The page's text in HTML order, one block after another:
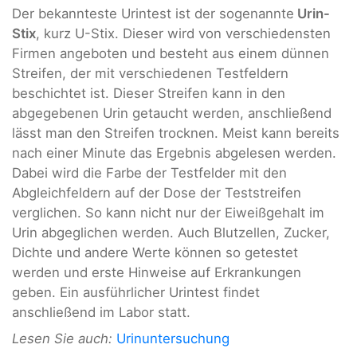
Der bekannteste Urintest ist der sogenannte Urin-
Stix, kurz U-Stix. Dieser wird von verschiedensten
Firmen angeboten und besteht aus einem dünnen
Streifen, der mit verschiedenen Testfeldern
beschichtet ist. Dieser Streifen kann in den
abgegebenen Urin getaucht werden, anschließend
lässt man den Streifen trocknen. Meist kann bereits
nach einer Minute das Ergebnis abgelesen werden.
Dabei wird die Farbe der Testfelder mit den
Abgleichfeldern auf der Dose der Teststreifen
verglichen. So kann nicht nur der Eiweißgehalt im
Urin abgeglichen werden. Auch Blutzellen, Zucker,
Dichte und andere Werte können so getestet
werden und erste Hinweise auf Erkrankungen
geben. Ein ausführlicher Urintest findet
anschließend im Labor statt.
Lesen Sie auch: Urinuntersuchung